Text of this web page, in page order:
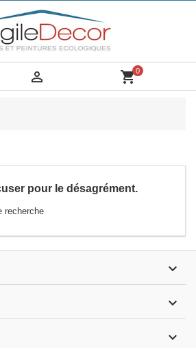
 shopping_cart0
pour le désagrément.
recherche


